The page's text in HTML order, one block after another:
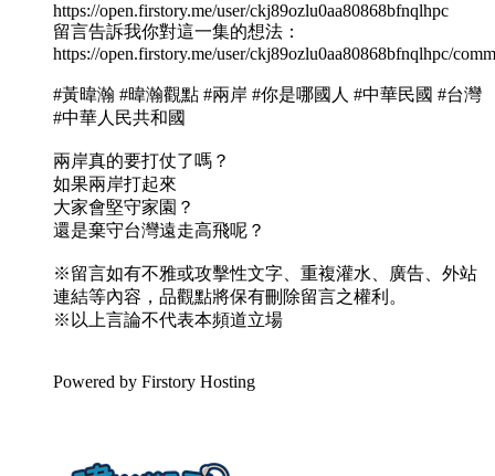
https://open.firstory.me/user/ckj89ozlu0aa80868bfnqlhpc
留言告訴我你對這一集的想法：
https://open.firstory.me/user/ckj89ozlu0aa80868bfnqlhpc/
#黃暐瀚 #暐瀚觀點 #兩岸 #你是哪國人 #中華民國 #台灣
#中華人民共和國
兩岸真的要打仗了嗎？
如果兩岸打起來
大家會堅守家園？
還是棄守台灣遠走高飛呢？
※留言如有不雅或攻擊性文字、重複灌水、廣告、外站
連結等內容，品觀點將保有刪除留言之權利。
※以上言論不代表本頻道立場
Powered by Firstory Hosting